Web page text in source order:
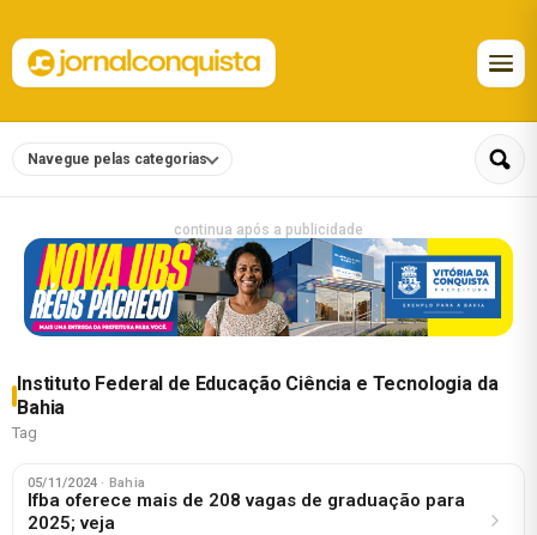
Navegue pelas categorias
continua após a publicidade
Instituto Federal de Educação Ciência e Tecnologia da
Bahia
Tag
05/11/2024 · Bahia
Ifba oferece mais de 208 vagas de graduação para
2025; veja